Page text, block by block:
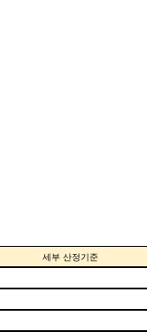
세부 산정기준